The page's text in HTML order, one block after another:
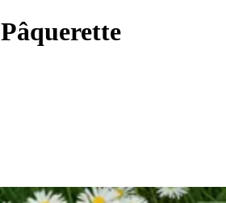
Pâquerette